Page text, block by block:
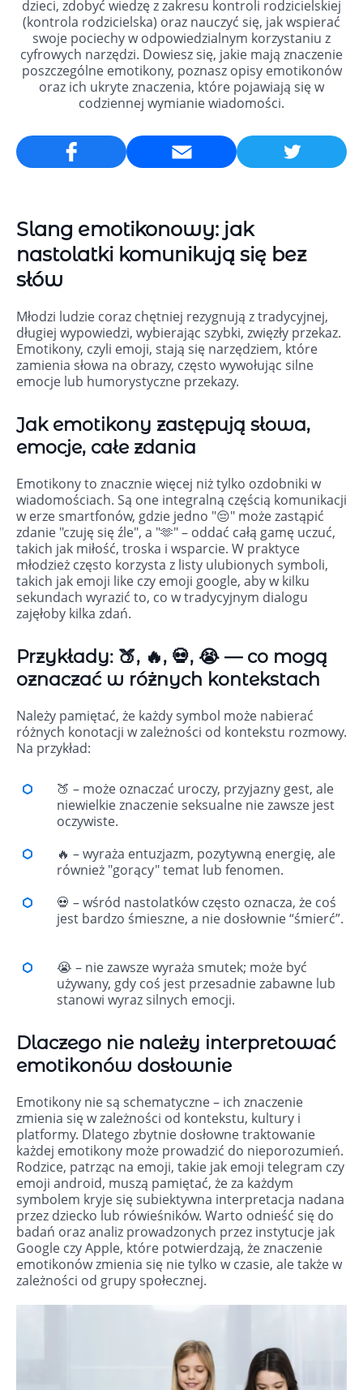
dzieci, zdobyć wiedzę z zakresu kontroli rodzicielskiej
(kontrola rodzicielska) oraz nauczyć się, jak wspierać
swoje pociechy w odpowiedzialnym korzystaniu z
cyfrowych narzędzi. Dowiesz się, jakie mają znaczenie
poszczególne emotikony, poznasz opisy emotikonów
oraz ich ukryte znaczenia, które pojawiają się w
codziennej wymianie wiadomości.
Email
Slang emotikonowy: jak
nastolatki komunikują się bez
słów
Młodzi ludzie coraz chętniej rezygnują z tradycyjnej,
długiej wypowiedzi, wybierając szybki, zwięzły przekaz.
Emotikony, czyli emoji, stają się narzędziem, które
zamienia słowa na obrazy, często wywołując silne
emocje lub humorystyczne przekazy.
Jak emotikony zastępują słowa,
emocje, całe zdania
Emotikony to znacznie więcej niż tylko ozdobniki w
wiadomościach. Są one integralną częścią komunikacji
w erze smartfonów, gdzie jedno "😔" może zastąpić
zdanie "czuję się źle", a "🫶" – oddać całą gamę uczuć,
takich jak miłość, troska i wsparcie. W praktyce
młodzież często korzysta z listy ulubionych symboli,
takich jak emoji like czy emoji google, aby w kilku
sekundach wyrazić to, co w tradycyjnym dialogu
zajęłoby kilka zdań.
Przykłady: 🍑, 🔥, 💀, 😭 — co mogą
oznaczać w różnych kontekstach
Należy pamiętać, że każdy symbol może nabierać
różnych konotacji w zależności od kontekstu rozmowy.
Na przykład:
🍑 – może oznaczać uroczy, przyjazny gest, ale
niewielkie znaczenie seksualne nie zawsze jest
oczywiste.
🔥 – wyraża entuzjazm, pozytywną energię, ale
również "gorący" temat lub fenomen.
💀 – wśród nastolatków często oznacza, że coś
jest bardzo śmieszne, a nie dosłownie “śmierć”.
😭 – nie zawsze wyraża smutek; może być
używany, gdy coś jest przesadnie zabawne lub
stanowi wyraz silnych emocji.
Dlaczego nie należy interpretować
emotikonów dosłownie
Emotikony nie są schematyczne – ich znaczenie
zmienia się w zależności od kontekstu, kultury i
platformy. Dlatego zbytnie dosłowne traktowanie
każdej emotikony może prowadzić do nieporozumień.
Rodzice, patrząc na emoji, takie jak emoji telegram czy
emoji android, muszą pamiętać, że za każdym
symbolem kryje się subiektywna interpretacja nadana
przez dziecko lub rówieśników. Warto odnieść się do
badań oraz analiz prowadzonych przez instytucje jak
Google czy Apple, które potwierdzają, że znaczenie
emotikonów zmienia się nie tylko w czasie, ale także w
zależności od grupy społecznej.